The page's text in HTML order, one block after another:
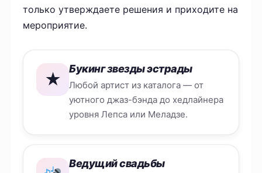
только утверждаете решения и приходите на
мероприятие.
★
Букинг звезды эстрады
Любой артист из каталога — от
уютного джаз-бэнда до хедлайнера
уровня Лепса или Меладзе.
Ведущий свадьбы